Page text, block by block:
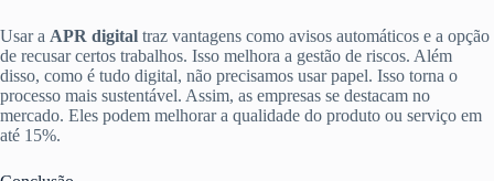
Usar a APR digital traz vantagens como avisos automáticos e a opção
de recusar certos trabalhos. Isso melhora a gestão de riscos. Além
disso, como é tudo digital, não precisamos usar papel. Isso torna o
processo mais sustentável. Assim, as empresas se destacam no
mercado. Eles podem melhorar a qualidade do produto ou serviço em
até 15%.